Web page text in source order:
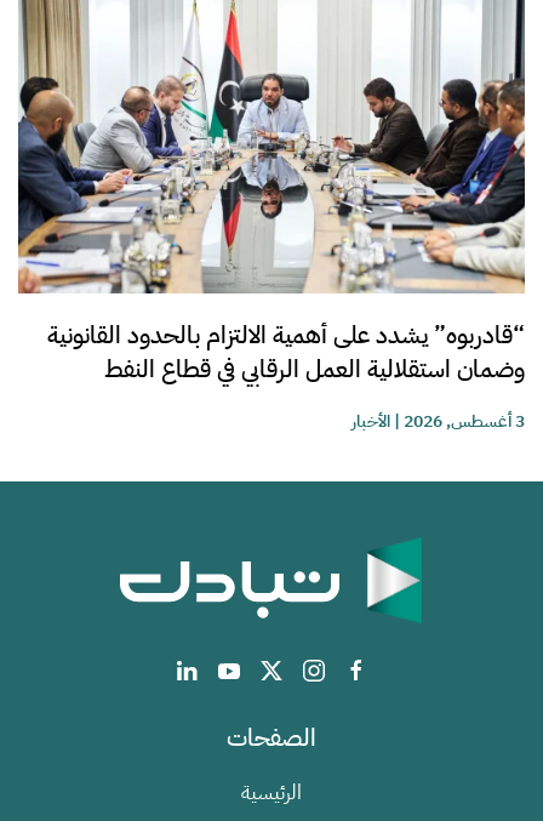
“قادربوه” يشدد على أهمية الالتزام بالحدود القانونية
وضمان استقلالية العمل الرقابي في قطاع النفط
3 أغسطس, 2026 |الأخبار
الصفحات
الرئيسية